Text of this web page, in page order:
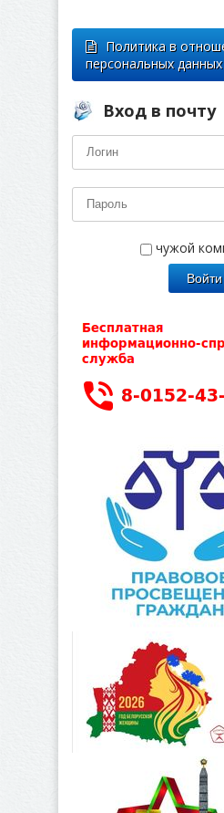
Политика в
персональных данных
Вход в почту
чужой